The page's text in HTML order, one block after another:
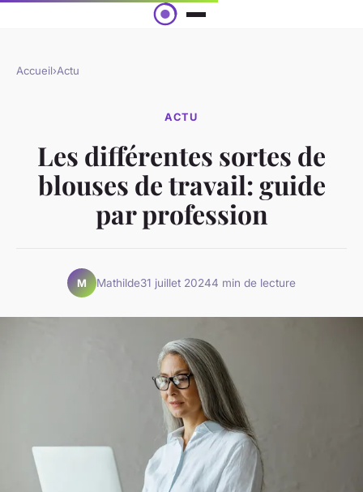
Accueil›Actu
ACTU
Les différentes sortes de
blouses de travail: guide
par profession
M Mathilde31 juillet 20244 min de lecture